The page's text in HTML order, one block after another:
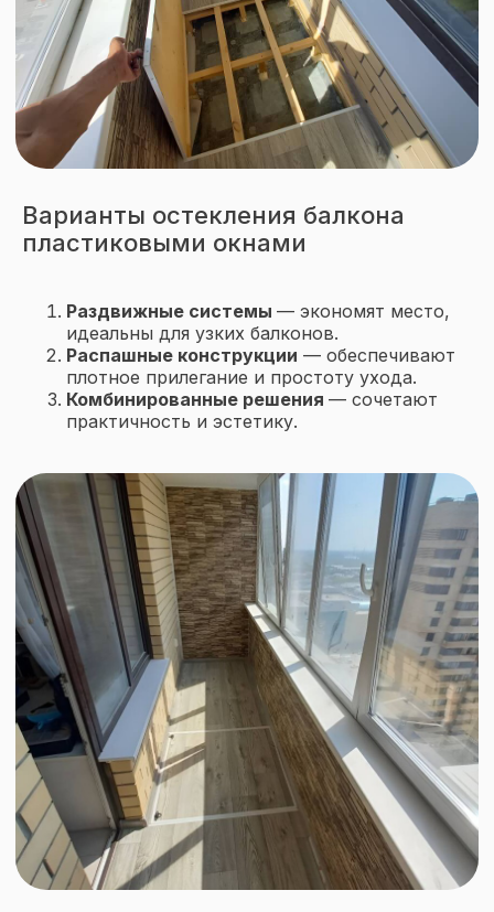
Варианты остекления балкона
пластиковыми окнами
Раздвижные системы — экономят место,
идеальны для узких балконов.
Распашные конструкции — обеспечивают
плотное прилегание и простоту ухода.
Комбинированные решения — сочетают
практичность и эстетику.
Ознакомлен(а) сполитикой
обработки персональных
данныхи даю согласие на
обработку персональных данных
Оставить заявку
Контакты
+7 (3452) 53-03-73
okna-idea72@yandex.ru
Тюмень,
ул. Мельникайте, 92
Политика конфиденциальности